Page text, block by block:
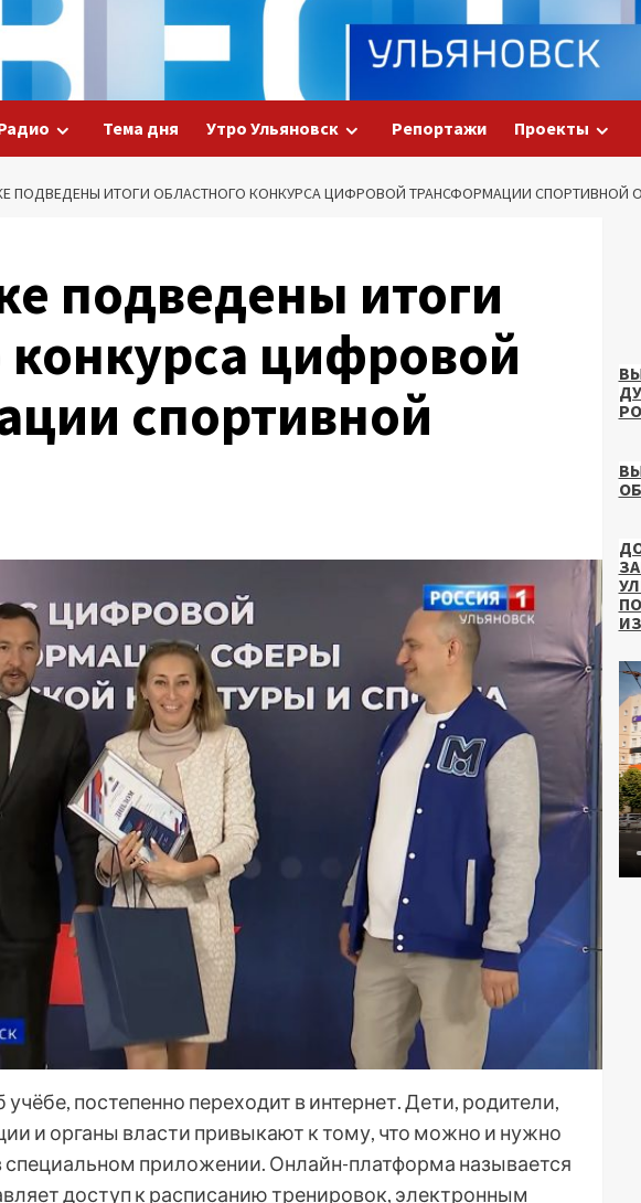
Тема дня Утро Ульяновск Репортажи Проекты
ПОДВЕДЕНЫ ИТОГИ ОБЛАСТНОГО КОНКУРСА ЦИФРОВОЙ ТРАНСФОРМАЦИИ СПОРТИВНОЙ
подведены итоги
конкурса цифровой
спортивной
постепенно переходит в интернет. Дети, родители,
и органы власти привыкают к тому, что можно и нужно
специальном приложении. Онлайн-платформа называется
доступ к расписанию тренировок, электронным